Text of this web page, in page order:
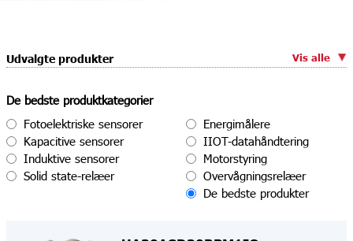
Udvalgte produkter Vis alle
De bedste produktkategorier
Fotoelektriske sensorer
Kapacitive sensorer
Induktive sensorer
Solid state-relæer
Energimålere
IIOT-datahåndtering
Motorstyring
Overvågningsrelæer
De bedste produkter